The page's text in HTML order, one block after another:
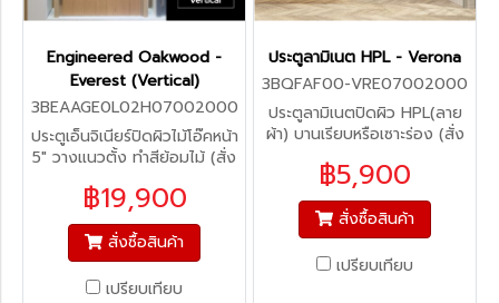
Engineered Oakwood -
Everest (Vertical)
3BEAAGE0L02H07002000
ประตูเอ็นจิเนียร์ปิดผิวไม้โอ๊คหน้า
5" วางแนวตั้ง ทำสีย้อมไม้ (สั่ง
฿19,900
สั่งซื้อสินค้า
เปรียบเทียบ
ประตูลามิเนต HPL - Verona
3BQFAF00-VRE07002000
ประตูลามิเนตปิดผิว HPL(ลาย
ผ้า) บานเรียบหรือเซาะร่อง (สั่ง
฿5,900
สั่งซื้อสินค้า
เปรียบเทียบ